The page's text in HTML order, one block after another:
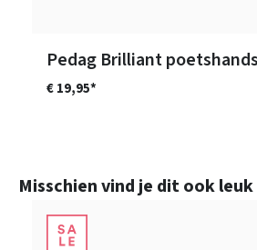
Pedag Brilliant
€ 19,95*
Productgalerij overslaan
Misschien vind je dit ook leuk